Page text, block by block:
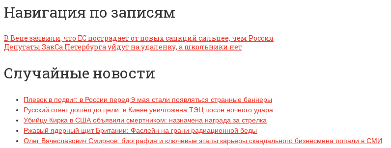
Навигация по записям
В Вене заявили, что ЕС пострадает от новых санкций сильнее, чем Россия
Депутаты ЗакСа Петербурга уйдут на удаленку, а школьники нет
Случайные новости
Плевок в подвиг: в России перед 9 мая стали появляться странные баннеры
Русский ответ дошёл до цели: в Киеве уничтожена ТЭЦ после ночного удара
Убийцу Кирка в США объявили смертником: назначена награда за стрелка
Ржавый ядерный щит Британии: Фаслейн на грани радиационной беды
Олег Вячеславович Смирнов: биография и ключевые этапы карьеры скандального бизнесмена попали в СМИ